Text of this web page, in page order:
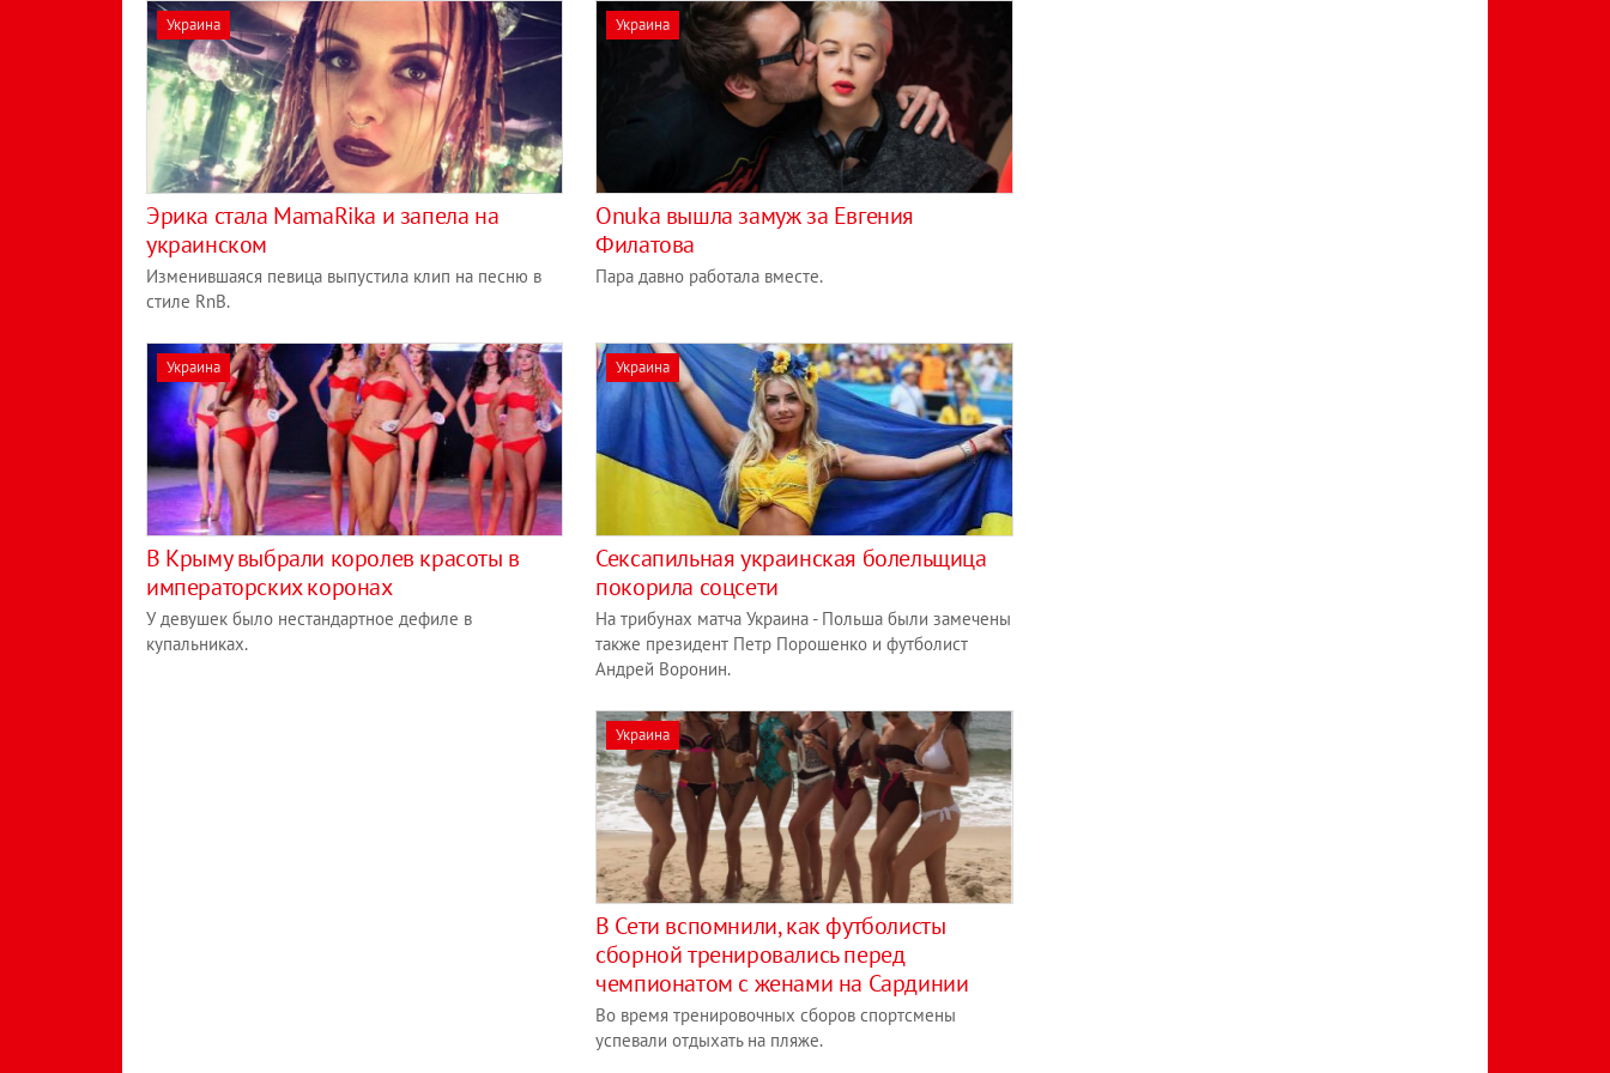
Украина
Эрика стала MamaRika и запела на
украинском
Изменившаяся певица выпустила клип на песню в
стиле RnB.
Украина
Onuka вышла замуж за Евгения
Филатова
Пара давно работала вместе.
Украина
В Крыму выбрали королев красоты в
императорских коронах
У девушек было нестандартное дефиле в
купальниках.
Украина
Сексапильная украинская болельщица
покорила соцсети
На трибунах матча Украина - Польша были замечены
также президент Петр Порошенко и футболист
Андрей Воронин.
Украина
В Сети вспомнили, как футболисты
сборной тренировались перед
чемпионатом с женами на Сардинии
Во время тренировочных сборов спортсмены
успевали отдыхать на пляже.